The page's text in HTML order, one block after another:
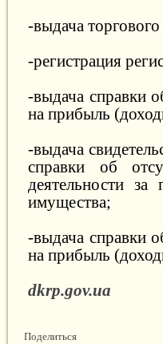
-выдача торгового
-регистрация
-выдача справки
на прибыль
-выдача
справки об
деятельности
имущества;
-выдача справки
на прибыль
dkrp.gov.ua
Поделиться